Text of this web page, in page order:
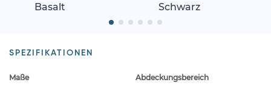
Basalt Schwarz
SPEZIFIKATIONEN
Maße Abdeckungsbereich